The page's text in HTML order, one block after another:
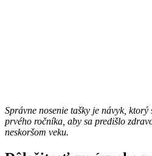
Správne nosenie tašky je návyk,
prvého ročníka, aby sa predišlo
neskoršom veku.